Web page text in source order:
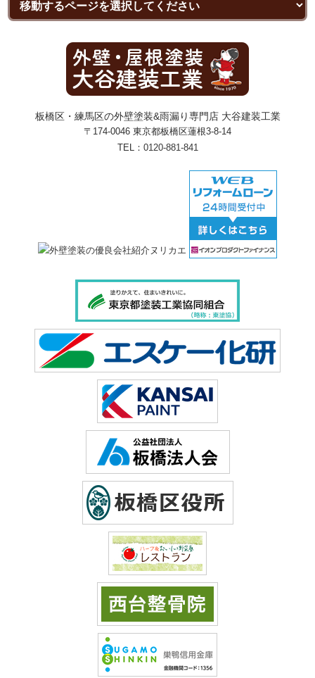
板橋区・練馬区の外壁塗装&雨漏り専門店 大谷建装工業
〒174-0046 東京都板橋区蓮根3-8-14
TEL： 0120-881-841